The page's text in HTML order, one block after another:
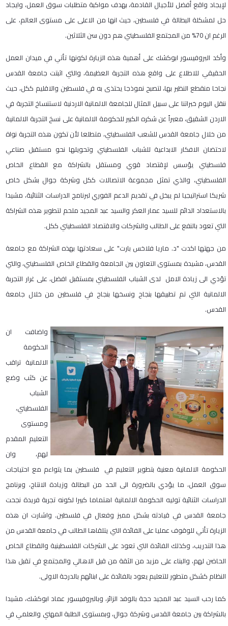
لإيجاد واقع أفضل للأجيال القادمة، بهدف مواكبة متطلبات سوق العمل، وايجاد
حل لمشكلة البطالة في فلسطين، حيث انها من الاعلى على مستوى العالم، على
الرغم ان 70% من المجتمع الفلسطيني هم دون سن الثلاثين.
وأكد البروفيسور ابوكشك على أهمية هذه الزيارة لكونها تأتي في ميدان العمل
الحقيقي للاطلاع على واقع هذه التجربة العظيمة، والتي اثبتت جامعة القدس
نجاحا منقطع النظير بها، لتصبح نموذجا يحتذى به في فلسطين والاقليم ككل، حيث
ننقل اليوم خبراتنا على سبيل المثال للجامعة الالمانية الاردنية لاستنساخ التجربة في
الاردن الشقيق، معبراً عن شكره الكبير للحكومة الالمانية على نسخ التجربة الالمانية
من خلال جامعة القدس للشعب الفلسطيني، متطلعا لأن تكون هذه التجربة نواة
لاحتضان الافكار الابداعية للشباب الفلسطيني وتحويلها نحو مستقبل صناعي
فلسطيني يؤسس لإقتصاد قوي ومستقل بالشراكة مع القطاع الخاص
الفلسطيني، والذي تمثل مجموعة الاتصالات ككل وشركة جوال بشكل خاص
شريكا استراتيجيا لم يبخل في تقديم الدعم الفوري لبرنامج الدراسات الثنائية، مشيدا
بالاستعداد الدائم للسيد عمار العكر والسيد عبد المجيد ملحم لتطوير هذه الشراكة
التي تعود بالنفع على الطالب والشركات والاقتصاد الفلسطيني ككل.
من جهتها اكدت "د. ماريا فلاخس بارت" على سعادتها بهذه الشراكة مع جامعة
القدس، مشيدة بمستوى التعاون بين الجامعة والقطاع الخاص الفلسطيني، والتي
تؤدي الى زيادة الامل لدى الشباب الفلسطيني بمستقبل افضل، على غرار التجربة
الالمانية التي تم تطبيقها بنجاح ونسخها بنجاح في فلسطين من خلال جامعة
القدس.
واضافت ان
الحكومة
الالمانية تراقب
عن كثب وضع
الشباب
الفلسطيني،
ومستوى
التعليم المقدم
لهم، وان
الحكومة الالمانية معنية بتطوير التعليم في فلسطين بما يتواءم مع احتياجات
سوق العمل، ما يؤدي بالضرورة الى الحد من البطالة وزيادة الانتاج، وبرنامج
الدراسات الثنائية توليه الحكومة الالمانية اهتماما كبيرا لكونه تجربة فريدة نجحت
جامعة القدس في قيادته بشكل مميز وفعال في فلسطين. واشارت ان هذه
الزيارة تأتي للوقوف عمليا على الفائدة التي يتلقاها الطالب في جامعة القدس من
هذا التدريب، وكذلك الفائدة التي تعود على الشركات الفلسطينية والقطاع الخاص
الحاضن لهم، والبناء على مزيد من الثقة من قبل الاهالي والمجتمع في تقبل هذا
النظام كشكل متطور للتعليم يعود بالفائدة على ابنائهم بالدرجة الاولى.
كما رحب السيد عبد المجيد حجة بالوفد الزائر، وبالبروفيسور عماد ابوكشك، مشيدا
بالشراكة بين جامعة القدس وشركة جوال، وبمستوى الطلبة المهني والعلمي في